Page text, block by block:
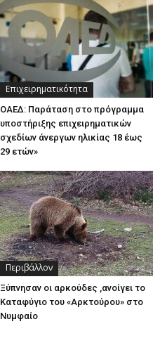
Επιχειρηματικότητα
ΟΑΕΔ: Παράταση στο πρόγραμμα
υποστήριξης επιχειρηματικών
σχεδίων άνεργων ηλικίας 18 έως
29 ετών»
Περιβάλλον
Ξύπνησαν οι αρκούδες ,ανοίγει το
Καταφύγιο του «Αρκτούρου» στο
Νυμφαίο